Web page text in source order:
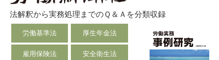
法解釈から実務処理までのＱ＆Ａを分類収録
労働基準法 厚生年金法
雇用保険法 安全衛生法